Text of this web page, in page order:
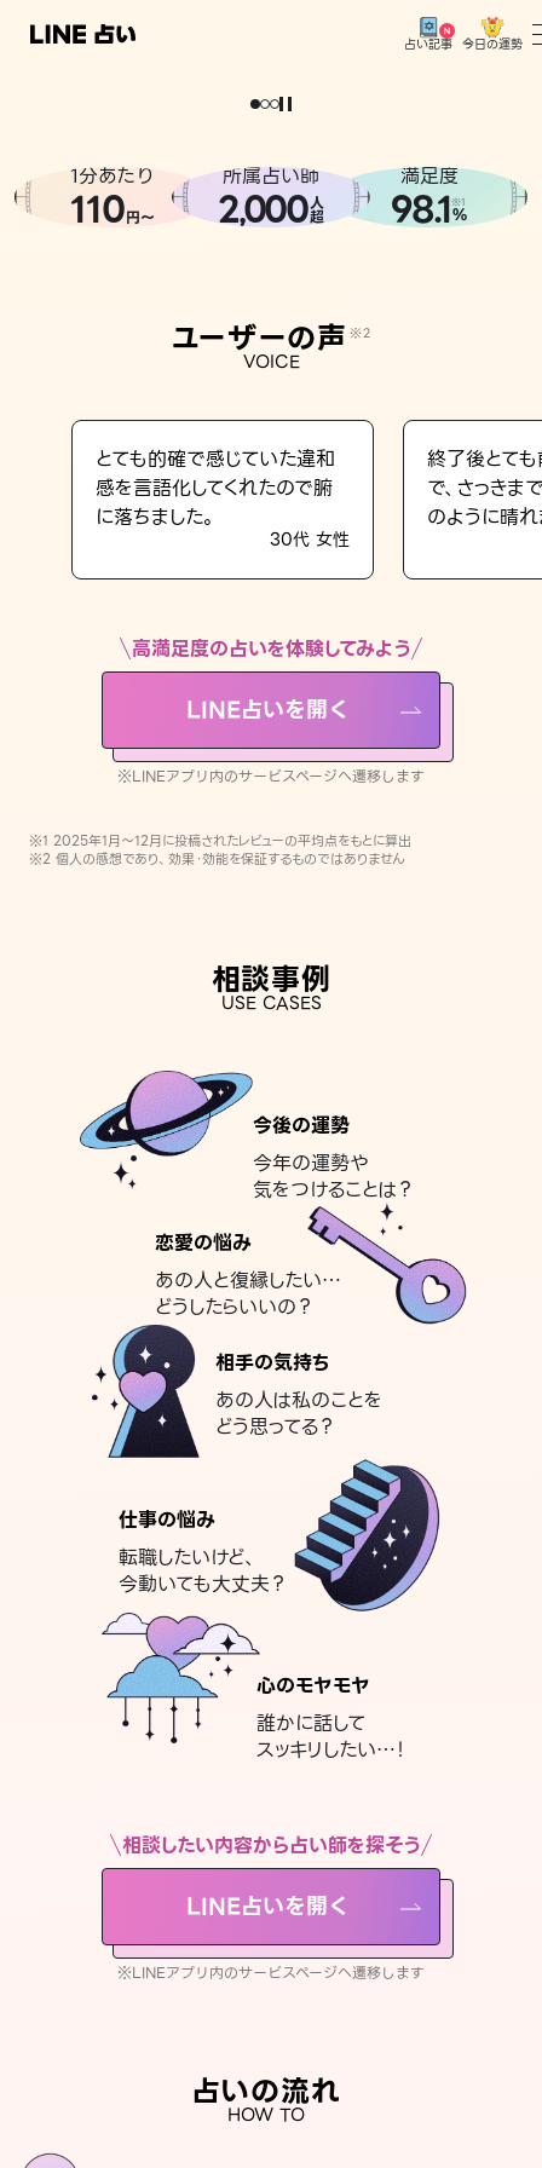
占い記事 今日の運勢
相談事例
LINE占いを開く
※LINEアプリ内のサービスページへ遷移します
どうせなら
。
1分あたり
110円〜
所属占い師
2,000人
超
満足度
98.1※1
%
ユーザーの声 ※2
VOICE
とても的確で感じていた違和
感を言語化してくれたので腑
に落ちました。
30代 女性
終了後とて
で、さっき
のように晴れ
高満足度の占いを体験してみよう
LINE占いを開く
※LINEアプリ内のサービスページへ遷移します
※1 2025年1月〜12月に投稿されたレビューの平均点をもとに算出
※2 個人の感想であり、効果・効能を保証するものではありません
相談事例
USE CASES
今後の運勢
今年の運勢や
気をつけることは？
恋愛の悩み
あの人と復縁したい…
どうしたらいいの？
相手の気持ち
あの人は私のことを
どう思ってる？
仕事の悩み
転職したいけど、
今動いても大丈夫？
心のモヤモヤ
誰かに話して
スッキリしたい…！
相談したい内容から占い師を探そう
LINE占いを開く
※LINEアプリ内のサービスページへ遷移します
占いの流れ
HOW TO